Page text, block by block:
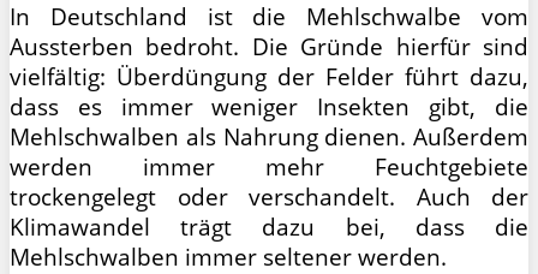
In Deutschland ist die Mehlschwalbe vom
Aussterben bedroht. Die Gründe hierfür sind
vielfältig: Überdüngung der Felder führt dazu,
dass es immer weniger Insekten gibt, die
Mehlschwalben als Nahrung dienen. Außerdem
werden immer mehr Feuchtgebiete
trockengelegt oder verschandelt. Auch der
Klimawandel trägt dazu bei, dass die
Mehlschwalben immer seltener werden.